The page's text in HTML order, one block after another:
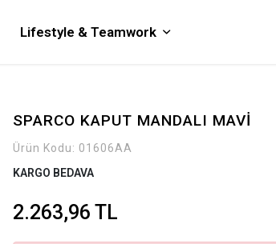
Lifestyle & Teamwork
SPARCO KAPUT MANDALI MAVİ
Ürün Kodu: 01606AA
KARGO BEDAVA
2.263,96 TL